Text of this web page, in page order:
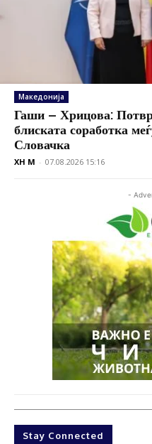
Македонија
Гаши – Хрицова:
блиската соработка
Словачка
XH M - 07.08.2026 15:16
-
Stay Connected